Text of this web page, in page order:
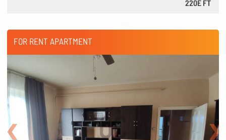
220E FT
FOR RENT APARTMENT